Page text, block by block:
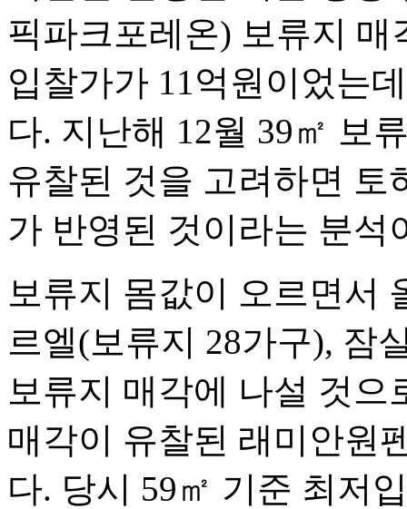
픽파크포레온) 보류지 매
입찰가가 11억원이었는
다. 지난해 12월 39㎡ 보
유찰된 것을 고려하면 토
가 반영된 것이라는 분석
보류지 몸값이 오르면서
르엘(보류지 28가구), 잠
보류지 매각에 나설 것으
매각이 유찰된 래미안원
다. 당시 59㎡ 기준 최저